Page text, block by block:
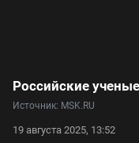
Источник: MSK.RU
19 августа 2025, 13:52